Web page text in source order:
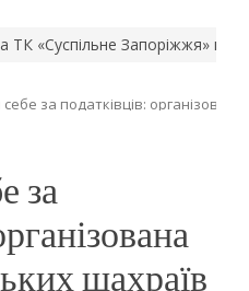
«Суспільне Запоріжжя» на
за податківців:
за
шахраїв